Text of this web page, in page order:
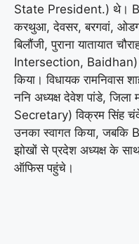
State President.) थे।
करथुआ, देवसर, बरगवां,
बिलौंजी, पुराना यातायात
Intersection, Baidhan)
किया। विधायक रामनिवास
ननि अध्यक्ष देवेश पांडे,
Secretary) विक्रम सिंह
उनका स्वागत किया, जबकि
झोखों से प्रदेश अध्यक्ष के
ऑफिस पहुंचे।